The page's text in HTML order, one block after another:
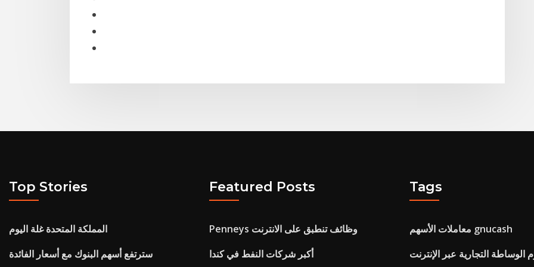
Top Stories
المملكة المتحدة غلة اليوم
سترتفع أسهم البنوك مع أسعار الفائدة
Featured Posts
Penneys وظائف تنطبق على الانترنت
أكبر شركات النفط في كندا
Tags
معاملات الأسهم gnucash